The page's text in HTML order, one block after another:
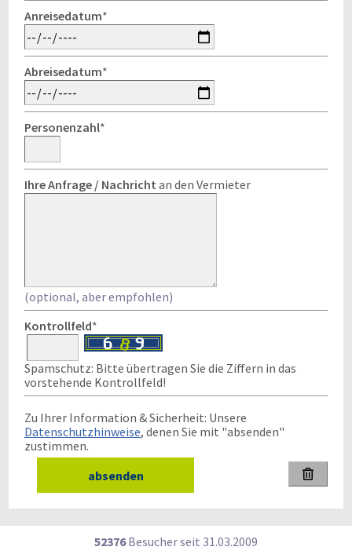
Anreisedatum*
Abreisedatum*
Personenzahl*
Ihre Anfrage / Nachricht an den Vermieter
(optional, aber empfohlen)
Kontrollfeld*
Spamschutz: Bitte übertragen Sie die Ziffern in das
vorstehende Kontrollfeld!
Zu Ihrer Information & Sicherheit: Unsere
Datenschutzhinweise, denen Sie mit "absenden"
zustimmen.

52376Besucher seit 31.03.2009